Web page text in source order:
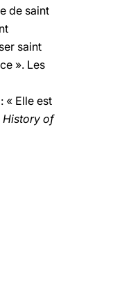
de saint
saint
». Les
« Elle est
History of